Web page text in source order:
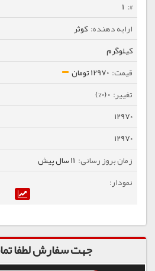
1
کوثر
کیلوگرم
12970 تومان
0 (0%)
12970
12970
11 سال پیش
جهت سفارش لطفا